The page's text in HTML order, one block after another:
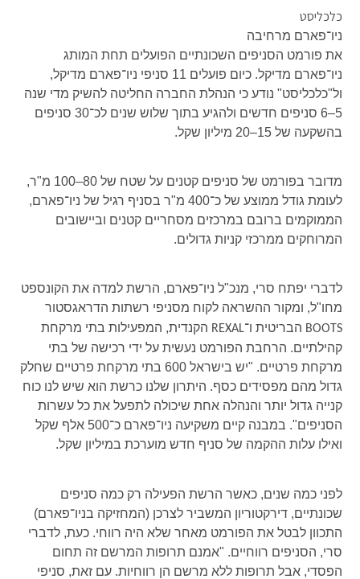
כלכליסט
ניו־פארם מרחיבה
את פורמט הסניפים השכונתיים הפועלים תחת המותג
ניו־פארם מדיקל. כיום פועלים 11 סניפי ניו־פארם מדיקל,
ול"כלכליסט" נודע כי הנהלת החברה החליטה להשיק מדי שנה
5–6 סניפים חדשים ולהגיע בתוך שלוש שנים לכ־30 סניפים
בהשקעה של 15–20 מיליון שקל.
מדובר בפורמט של סניפים קטנים על שטח של 80–100 מ"ר,
לעומת גודל ממוצע של כ־400 מ"ר בסניף רגיל של ניו־פארם,
הממוקמים ברובם במרכזים מסחריים קטנים וביישובים
המרוחקים ממרכזי קניות גדולים.
לדברי יפתח סרי, מנכ"ל ניו־פארם, הרשת למדה את הקונספט
מחו"ל, ומקור ההשראה לקוח מסניפי רשתות הדראגסטור
BOOTS הבריטית ו־REXAL הקנדית, המפעילות בתי מרקחת
קהילתיים. הרחבת הפורמט נעשית על ידי רכישה של בתי
מרקחת פרטיים. "יש בישראל 600 בתי מרקחת פרטיים שחלק
גדול מהם מפסידים כסף. היתרון שלנו כרשת הוא שיש לנו כוח
קנייה גדול יותר והנהלה אחת שיכולה לתפעל את כל עשרות
הסניפים". במבנה קיים משקיעה ניו־פארם כ־500 אלף שקל
ואילו עלות ההקמה של סניף חדש מוערכת במיליון שקל.
לפני כמה שנים, כאשר הרשת הפעילה רק כמה סניפים
שכונתיים, דירקטוריון המשביר לצרכן (המחזיקה בניו־פארם)
התכוון לבטל את הפורמט מאחר שלא היה רווחי. כעת, לדברי
סרי, הסניפים רווחיים. "אמנם תרופות המרשם זה תחום
הפסדי, אבל תרופות ללא מרשם הן רווחיות. עם זאת, סניפי